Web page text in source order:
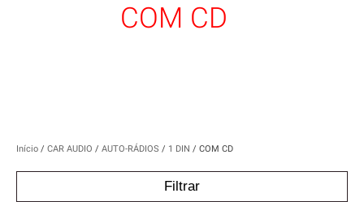
COM CD
Início / CAR AUDIO / AUTO-RÁDIOS / 1 DIN / COM CD
Filtrar